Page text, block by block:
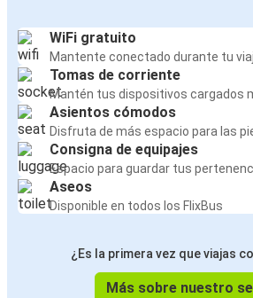
WiFi gratuito
Mantente conectado durante tu
Tomas de corriente
Mantén tus dispositivos cargados
Asientos cómodos
Disfruta de más espacio para las
Consigna de equipajes
Espacio para guardar tus
Aseos
Disponible en todos los FlixBus
¿Es la primera vez que viajas
Más sobre nuestro